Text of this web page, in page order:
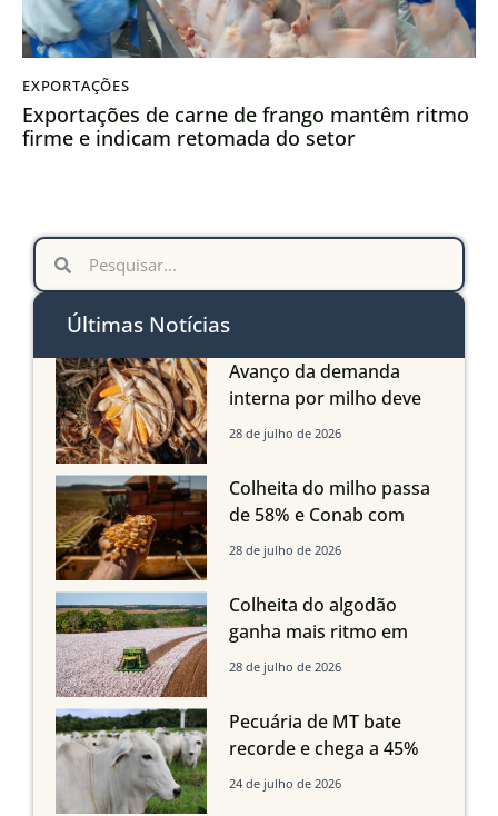
EXPORTAÇÕES
Exportações de carne de frango mantêm ritmo
firme e indicam retomada do setor
Últimas Notícias
Avanço da demanda
interna por milho deve
compensar aumento da
em Mato Grosso, aponta
Imea
28 de julho de 2026
Colheita do milho passa
de 58% e Conab com
boas produtividades em
quedas em Tocantins,
Maranhão e Piauí
28 de julho de 2026
Colheita do algodão
ganha mais ritmo em
Mato Grosso, Mato
Maranhão
28 de julho de 2026
Pecuária de MT bate
recorde e chega a 45%
dos bovinos abatidos
24 de julho de 2026